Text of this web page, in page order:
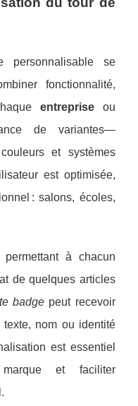
personnalisable se
fonctionnalité,
entrepriseou
de variantes—
et systèmes
est optimisée,
: salons, écoles,
à chacun
de quelques articles
badgepeut recevoir
texte, nom ou identité
est essentiel
et faciliter